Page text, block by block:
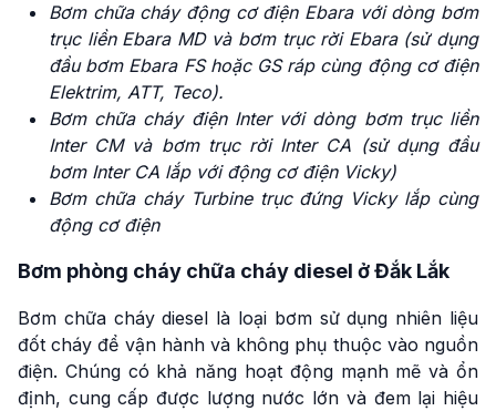
Bơm chữa cháy động cơ điện Ebara với dòng bơm
trục liền Ebara MD và bơm trục rời Ebara (sử dụng
đầu bơm Ebara FS hoặc GS ráp cùng động cơ điện
Elektrim, ATT, Teco).
Bơm chữa cháy điện Inter với dòng bơm trục liền
Inter CM và bơm trục rời Inter CA (sử dụng đầu
bơm Inter CA lắp với động cơ điện Vicky)
Bơm chữa cháy Turbine trục đứng Vicky lắp cùng
động cơ điện
Bơm phòng cháy chữa cháy diesel ở Đắk Lắk
Bơm chữa cháy diesel là loại bơm sử dụng nhiên liệu
đốt cháy để vận hành và không phụ thuộc vào nguồn
điện. Chúng có khả năng hoạt động mạnh mẽ và ổn
định, cung cấp được lượng nước lớn và đem lại hiệu